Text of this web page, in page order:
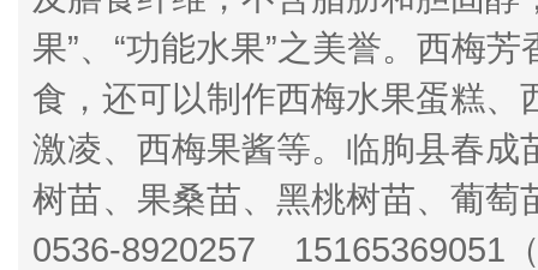
果”、“功能水果”之美誉。西梅
食，还可以制作西梅水果蛋糕
激凌、西梅果酱等。临朐县春
树苗、果桑苗、黑桃树苗、葡
0536-8920257 15165369051